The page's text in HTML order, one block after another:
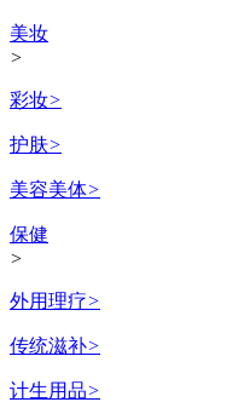
美妆
>
彩妆>
护肤>
美容美体>
保健
>
外用理疗>
传统滋补>
计生用品>